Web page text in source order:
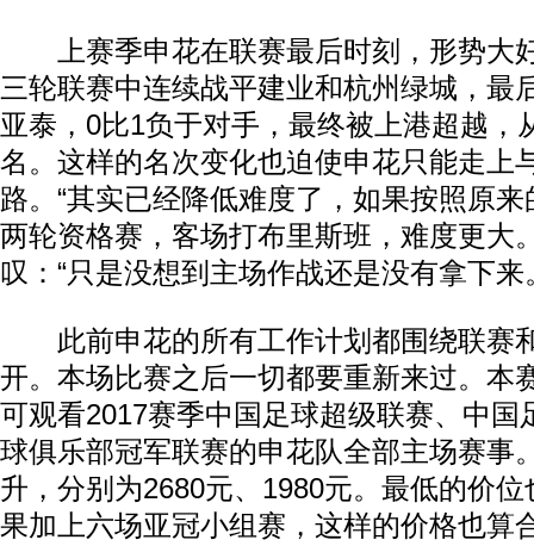
上赛季申花在联赛最后时刻，形势大
三轮联赛中连续战平建业和杭州绿城，最
亚泰，0比1负于对手，最终被上港超越，
名。这样的名次变化也迫使申花只能走上
路。“其实已经降低难度了，如果按照原
两轮资格赛，客场打布里斯班，难度更大
叹：“只是没想到主场作战还是没有拿下来
此前申花的所有工作计划都围绕联赛
开。本场比赛之后一切都要重新来过。本
可观看2017赛季中国足球超级联赛、中国
球俱乐部冠军联赛的申花队全部主场赛事
升，分别为2680元、1980元。最低的价
果加上六场亚冠小组赛，这样的价格也算